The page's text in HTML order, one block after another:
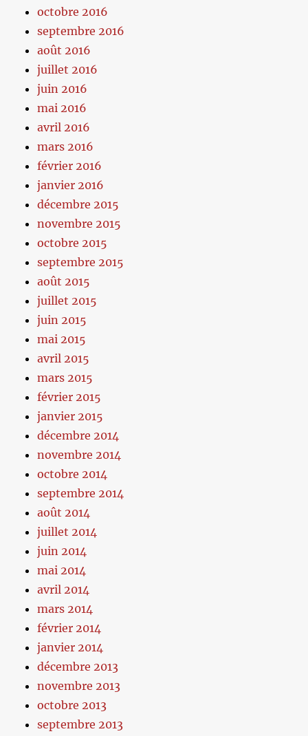
octobre 2016
septembre 2016
août 2016
juillet 2016
juin 2016
mai 2016
avril 2016
mars 2016
février 2016
janvier 2016
décembre 2015
novembre 2015
octobre 2015
septembre 2015
août 2015
juillet 2015
juin 2015
mai 2015
avril 2015
mars 2015
février 2015
janvier 2015
décembre 2014
novembre 2014
octobre 2014
septembre 2014
août 2014
juillet 2014
juin 2014
mai 2014
avril 2014
mars 2014
février 2014
janvier 2014
décembre 2013
novembre 2013
octobre 2013
septembre 2013